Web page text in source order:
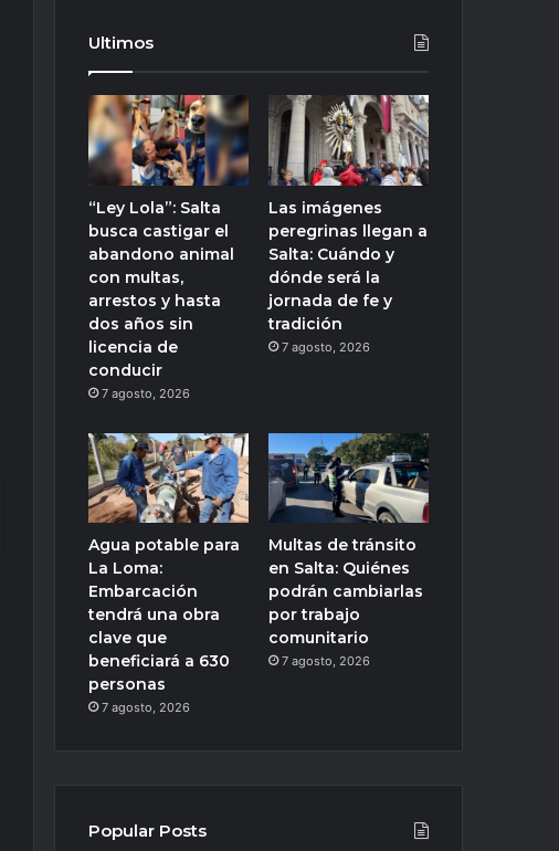
Ultimos
“Ley Lola”: Salta
busca castigar el
abandono animal
con multas,
arrestos y hasta
dos años sin
licencia de
conducir
7 agosto, 2026
Las imágenes
peregrinas llegan a
Salta: Cuándo y
dónde será la
jornada de fe y
tradición
7 agosto, 2026
Agua potable para
La Loma:
Embarcación
tendrá una obra
clave que
beneficiará a 630
personas
7 agosto, 2026
Multas de tránsito
en Salta: Quiénes
podrán cambiarlas
por trabajo
comunitario
7 agosto, 2026
Popular Posts